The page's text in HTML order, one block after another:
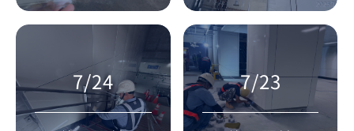
7/24 7/23